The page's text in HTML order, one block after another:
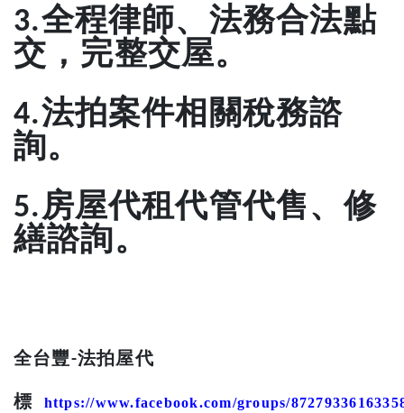
3.全程律師、法務合法點
交，完整交屋。
4.法拍案件相關稅務諮
詢。
5.房屋代租代管代售、修
繕諮詢。
全台豐-法拍屋代
標 https://www.facebook.com/groups/